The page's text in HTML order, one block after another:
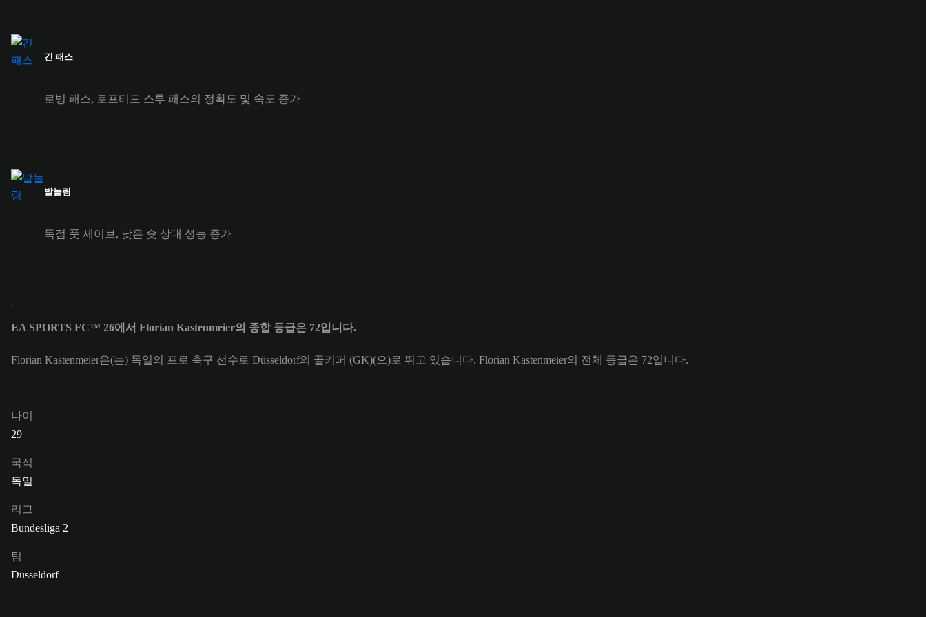
긴 패스
로빙 패스, 로프티드 스루 패스의 정확도 및 속도 증가
발놀림
독점 풋 세이브, 낮은 슛 상대 성능 증가
EA SPORTS FC™ 26에서 Florian Kastenmeier의 종합 등급은 72입니다.
Florian Kastenmeier은(는) 독일의 프로 축구 선수로 Düsseldorf의 골키퍼 (GK)(으)로 뛰고 있습니다. Florian Kastenmeier의 전체 등급은 72입니다.
나이
29
국적
독일
리그
Bundesliga 2
팀
Düsseldorf